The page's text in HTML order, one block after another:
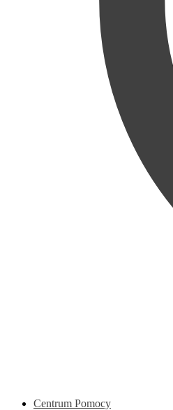
Centrum Pomocy